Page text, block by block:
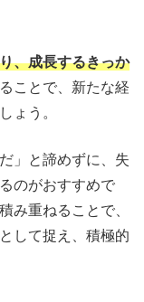
、成長するきっか
ことで、新たな経
ょう。
」と諦めずに、失
のがおすすめで
み重ねることで、
して捉え、積極的